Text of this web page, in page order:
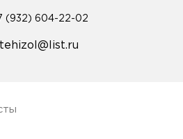
(932) 604-22-02
tehizol@list.ru